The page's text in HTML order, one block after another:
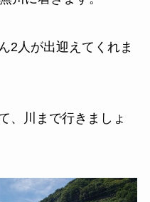
2人が出迎えてくれま
、川まで行きましょ